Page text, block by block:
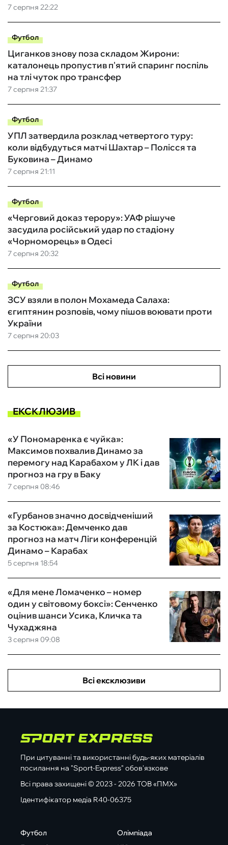
7 серпня 22:22
Футбол
7 серпня 21:37
Циганков знову поза складом Жирони:
каталонець пропустив п'ятий спаринг поспіль
на тлі чуток про трансфер
Футбол
7 серпня 21:11
УПЛ затвердила розклад четвертого туру:
коли відбудуться матчі Шахтар – Полісся та
Буковина – Динамо
Футбол
7 серпня 20:32
«Черговий доказ терору»: УАФ рішуче
засудила російський удар по стадіону
«Чорноморець» в Одесі
Футбол
7 серпня 20:03
ЗСУ взяли в полон Мохамеда Салаха:
єгиптянин розповів, чому пішов воювати проти
України
Всі новини
ЕКСКЛЮЗИВ
7 серпня 08:46
«У Пономаренка є чуйка»:
Максимов похвалив Динамо за
перемогу над Карабахом у ЛК і дав
прогноз на гру в Баку
5 серпня 18:54
«Гурбанов значно досвідченіший
за Костюка»: Демченко дав
прогноз на матч Ліги конференцій
Динамо – Карабах
3 серпня 09:08
«Для мене Ломаченко – номер
один у світовому боксі»: Сенченко
оцінив шанси Усика, Кличка та
Чухаджяна
Всі ексклюзиви
При цитуванні та використанні будь-яких матеріалів
посилання на "Sport-Express" обов'язкове
Всі права захищені © 2023 - 2026 ТОВ «ПМХ»
Ідентифікатор медіа R40-06375
Футбол
Олімпіада